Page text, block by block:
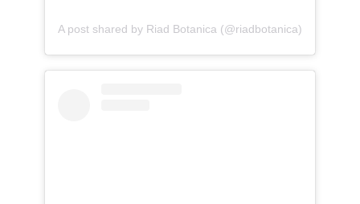
A post shared by Riad Botanica (@riadbotanica)